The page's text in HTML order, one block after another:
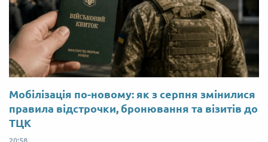
Мобілізація по-новому: як з серпня змінилися
правила відстрочки, бронювання та візитів до
ТЦК
20:58